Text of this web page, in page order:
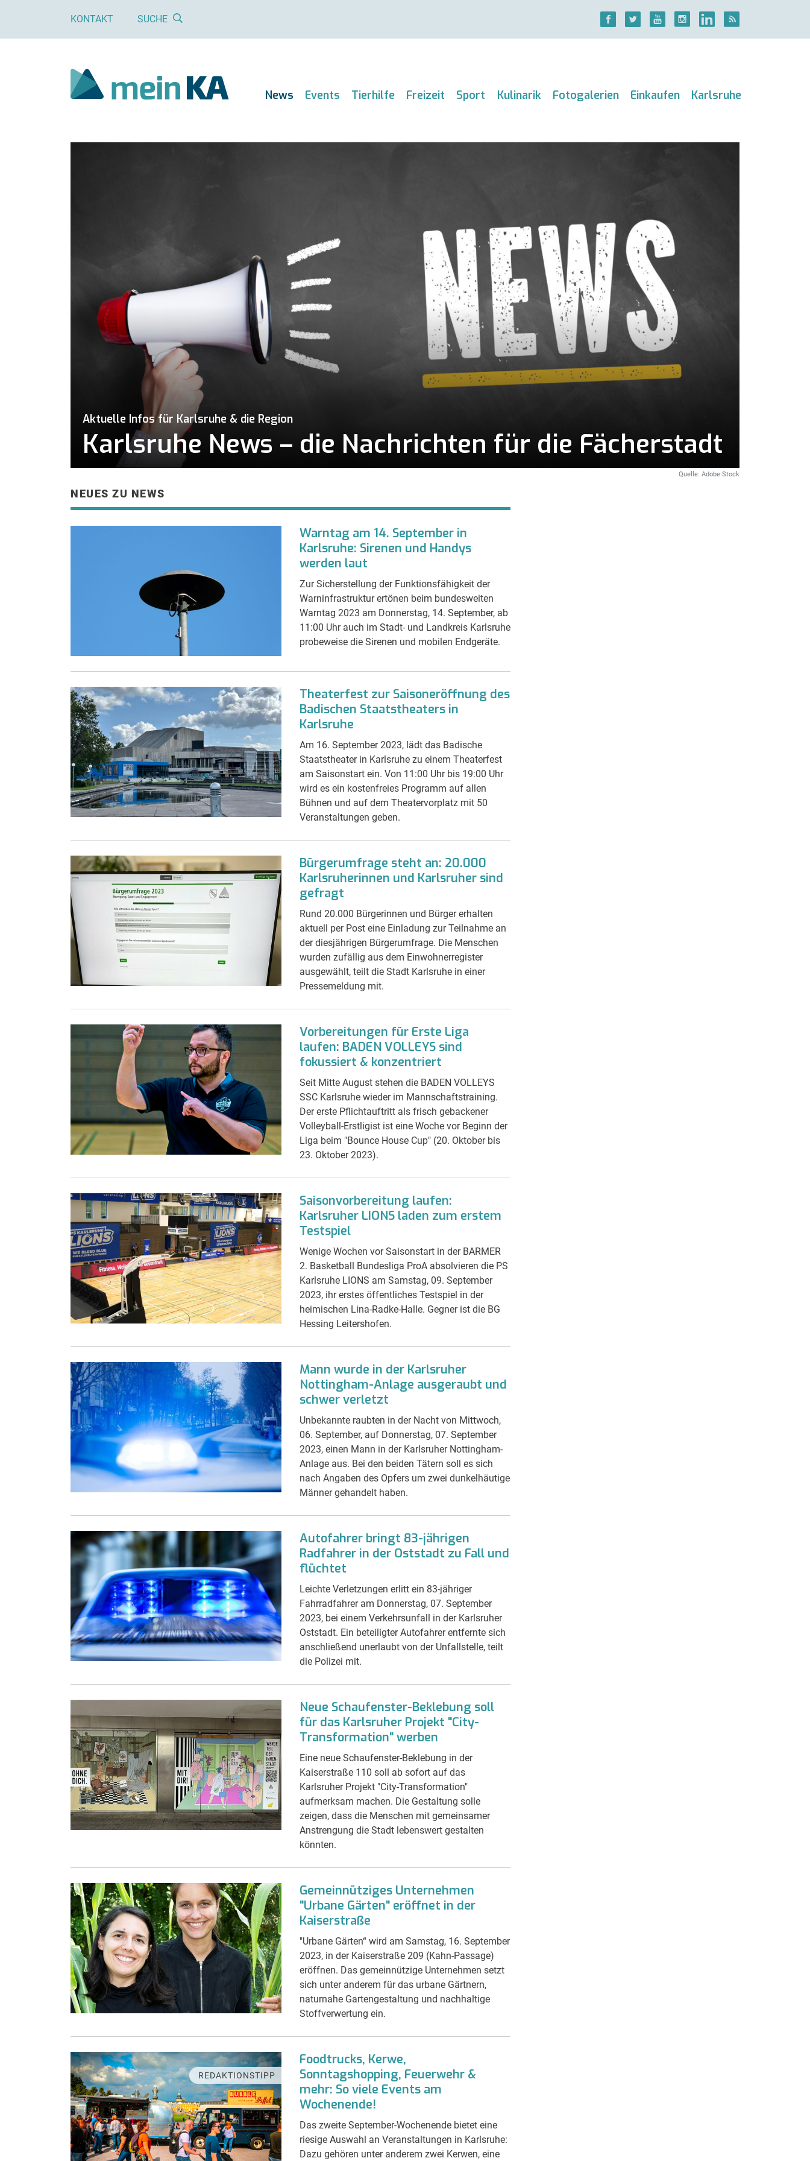
KONTAKT SUCHE
News Events Tierhilfe Freizeit Sport Kulinarik Fotogalerien Einkaufen Karlsruhe
Aktuelle Infos für Karlsruhe & die Region
Karlsruhe News – die Nachrichten für die Fächerstadt
Quelle: Adobe Stock
NEUES ZU NEWS
Warntag am 14. September in
Karlsruhe: Sirenen und Handys
werden laut
Zur Sicherstellung der Funktionsfähigkeit der
Warninfrastruktur ertönen beim bundesweiten
Warntag 2023 am Donnerstag, 14. September, ab
11:00 Uhr auch im Stadt- und Landkreis Karlsruhe
probeweise die Sirenen und mobilen Endgeräte.
Theaterfest zur Saisoneröffnung des
Badischen Staatstheaters in
Karlsruhe
Am 16. September 2023, lädt das Badische
Staatstheater in Karlsruhe zu einem Theaterfest
am Saisonstart ein. Von 11:00 Uhr bis 19:00 Uhr
wird es ein kostenfreies Programm auf allen
Bühnen und auf dem Theatervorplatz mit 50
Veranstaltungen geben.
Bürgerumfrage steht an: 20.000
Karlsruherinnen und Karlsruher sind
gefragt
Rund 20.000 Bürgerinnen und Bürger erhalten
aktuell per Post eine Einladung zur Teilnahme an
der diesjährigen Bürgerumfrage. Die Menschen
wurden zufällig aus dem Einwohnerregister
ausgewählt, teilt die Stadt Karlsruhe in einer
Pressemeldung mit.
Vorbereitungen für Erste Liga
laufen: BADEN VOLLEYS sind
fokussiert & konzentriert
Seit Mitte August stehen die BADEN VOLLEYS
SSC Karlsruhe wieder im Mannschaftstraining.
Der erste Pflichtauftritt als frisch gebackener
Volleyball-Erstligist ist eine Woche vor Beginn der
Liga beim "Bounce House Cup" (20. Oktober bis
23. Oktober 2023).
Saisonvorbereitung laufen:
Karlsruher LIONS laden zum erstem
Testspiel
Wenige Wochen vor Saisonstart in der BARMER
2. Basketball Bundesliga ProA absolvieren die PS
Karlsruhe LIONS am Samstag, 09. September
2023, ihr erstes öffentliches Testspiel in der
heimischen Lina-Radke-Halle. Gegner ist die BG
Hessing Leitershofen.
Mann wurde in der Karlsruher
Nottingham-Anlage ausgeraubt und
schwer verletzt
Unbekannte raubten in der Nacht von Mittwoch,
06. September, auf Donnerstag, 07. September
2023, einen Mann in der Karlsruher Nottingham-
Anlage aus. Bei den beiden Tätern soll es sich
nach Angaben des Opfers um zwei dunkelhäutige
Männer gehandelt haben.
Autofahrer bringt 83-jährigen
Radfahrer in der Oststadt zu Fall und
flüchtet
Leichte Verletzungen erlitt ein 83-jähriger
Fahrradfahrer am Donnerstag, 07. September
2023, bei einem Verkehrsunfall in der Karlsruher
Oststadt. Ein beteiligter Autofahrer entfernte sich
anschließend unerlaubt von der Unfallstelle, teilt
die Polizei mit.
Neue Schaufenster-Beklebung soll
für das Karlsruher Projekt "City-
Transformation" werben
Eine neue Schaufenster-Beklebung in der
Kaiserstraße 110 soll ab sofort auf das
Karlsruher Projekt "City-Transformation"
aufmerksam machen. Die Gestaltung solle
zeigen, dass die Menschen mit gemeinsamer
Anstrengung die Stadt lebenswert gestalten
könnten.
Gemeinnütziges Unternehmen
"Urbane Gärten" eröffnet in der
Kaiserstraße
"Urbane Gärten“ wird am Samstag, 16. September
2023, in der Kaiserstraße 209 (Kahn-Passage)
eröffnen. Das gemeinnützige Unternehmen setzt
sich unter anderem für das urbane Gärtnern,
naturnahe Gartengestaltung und nachhaltige
Stoffverwertung ein.
REDAKTIONSTIPP
Foodtrucks, Kerwe,
Sonntagshopping, Feuerwehr &
mehr: So viele Events am
Wochenende!
Das zweite September-Wochenende bietet eine
riesige Auswahl an Veranstaltungen in Karlsruhe:
Dazu gehören unter anderem zwei Kerwen, eine